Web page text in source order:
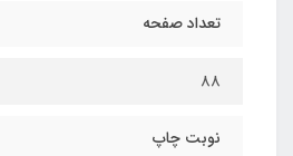
تعداد صفحه
88
نوبت چاپ